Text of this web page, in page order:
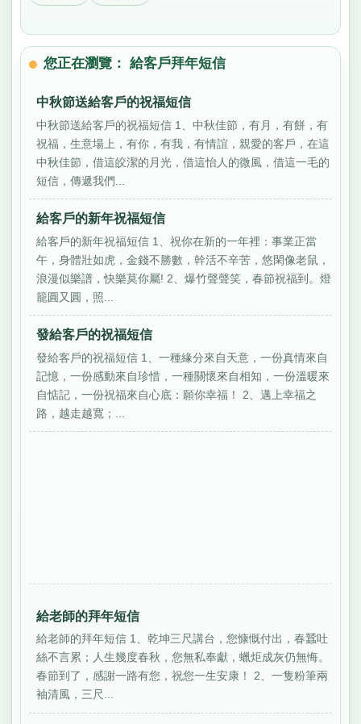
您正在瀏覽： 給客戶拜年短信
中秋節送給客戶的祝福短信
中秋節送給客戶的祝福短信 1、中秋佳節，有月，有餅，有
祝福，生意場上，有你，有我，有情誼，親愛的客戶，在這
中秋佳節，借這皎潔的月光，借這怡人的微風，借這一毛的
短信，傳遞我們...
給客戶的新年祝福短信
給客戶的新年祝福短信 1、祝你在新的一年裡：事業正當
午，身體壯如虎，金錢不勝數，幹活不辛苦，悠閑像老鼠，
浪漫似樂譜，快樂莫你屬! 2、爆竹聲聲笑，春節祝福到。燈
籠圓又圓，照...
發給客戶的祝福短信
發給客戶的祝福短信 1、一種緣分來自天意，一份真情來自
記憶，一份感動來自珍惜，一種關懷來自相知，一份溫暖來
自惦記，一份祝福來自心底：願你幸福！ 2、邁上幸福之
路，越走越寬；...
給老師的拜年短信
給老師的拜年短信 1、乾坤三尺講台，您慷慨付出，春蠶吐
絲不言累；人生幾度春秋，您無私奉獻，蠟炬成灰仍無悔。
春節到了，感謝一路有您，祝您一生安康！ 2、一隻粉筆兩
袖清風，三尺...